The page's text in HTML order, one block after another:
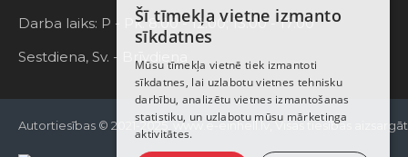
Darba laiks: P - Pk. 8:00 - 12:00; 13:00 - 17:00
Sestdiena, Sv. - Brīvdiena
Autortiesības © 2021-2025, www.e-einhell.lv, Visas tiesības
LATVIAN
ENGLISH
Šī tīmekļa vietne izmanto
sīkdatnes
Mūsu tīmekļa vietnē tiek izmantoti
sīkdatnes, lai uzlabotu vietnes tehnisku
darbību, analizētu vietnes izmantošanas
statistiku, un uzlabotu mūsu mārketinga
aktivitātes.